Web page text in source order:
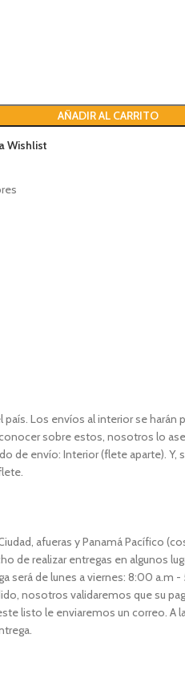
AÑADIR AL CARRITO
Wishlist
Los envíos al interior se harán
sobre estos, nosotros lo
de envío: Interior (flete aparte). Y,
afueras y Panamá Pacífico
de realizar entregas en algunos
será de lunes a viernes: 8:00 a.m
nosotros validaremos que su
listo le enviaremos un correo. A